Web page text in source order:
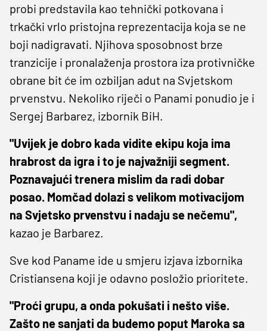
probi predstavila kao tehnički potkovana i
trkački vrlo pristojna reprezentacija koja se ne
boji nadigravati. Njihova sposobnost brze
tranzicije i pronalaženja prostora iza protivničke
obrane bit će im ozbiljan adut na Svjetskom
prvenstvu. Nekoliko riječi o Panami ponudio je i
Sergej Barbarez, izbornik BiH.
"Uvijek je dobro kada vidite ekipu koja ima
hrabrost da igra i to je najvažniji segment.
Poznavajući trenera mislim da radi dobar
posao. Momčad dolazi s velikom motivacijom
na Svjetsko prvenstvu i nadaju se nečemu",
kazao je Barbarez.
Sve kod Paname ide u smjeru izjava izbornika
Cristiansena koji je odavno posložio prioritete.
"Proći grupu, a onda pokušati i nešto više.
Zašto ne sanjati da budemo poput Maroka sa